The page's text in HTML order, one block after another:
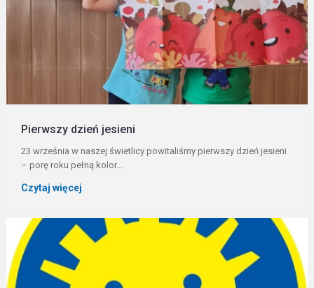
Pierwszy dzień jesieni
23 września w naszej świetlicy powitaliśmy pierwszy dzień jesieni
– porę roku pełną kolor...
Czytaj więcej